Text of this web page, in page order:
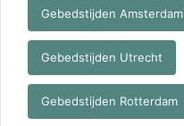
Gebedstijden Amsterdam
Gebedstijden Utrecht
Gebedstijden Rotterdam